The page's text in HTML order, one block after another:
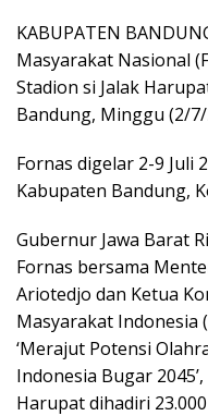
KABUPATEN
Masyarakat Nasional
Stadion si Jalak
Bandung, Minggu (2/7/
Fornas digelar 2-9 Juli
Kabupaten Bandung,
Gubernur Jawa Barat
Fornas bersama
Ariotedjo dan Ketua
Masyarakat Indonesia
‘Merajut Potensi
Indonesia Bugar
Harupat dihadiri